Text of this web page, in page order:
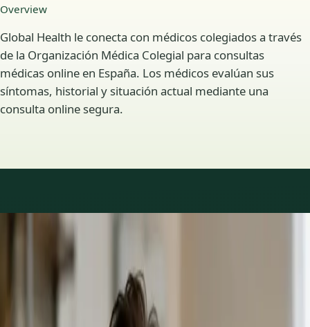
Overview
Global Health le conecta con médicos colegiados a través
de la Organización Médica Colegial para consultas
médicas online en España. Los médicos evalúan sus
síntomas, historial y situación actual mediante una
consulta online segura.
Consultas de medicina
general disponibles